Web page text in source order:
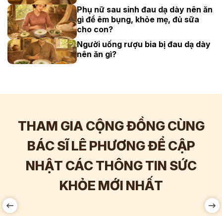
Phụ nữ sau sinh đau dạ dày nên ăn
gì để êm bụng, khỏe mẹ, đủ sữa
cho con?
Người uống rượu bia bị đau dạ dày
nên ăn gì?
THAM GIA CỘNG ĐỒNG CÙNG
BÁC SĨ LÊ PHƯƠNG ĐỂ CẬP
NHẬT CÁC THÔNG TIN SỨC
KHỎE MỚI NHẤT